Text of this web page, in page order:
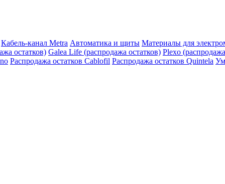
Кабель-канал Metra Автоматика и щиты Материалы для
остатков) Galea Life (распродажа остатков) Plexo
Распродажа остатков Cablofil Распродажа остатков Quintela